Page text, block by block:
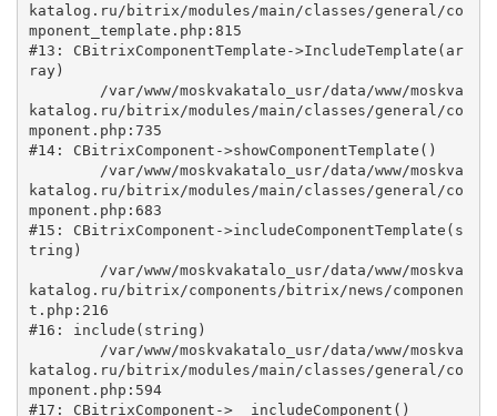
katalog.ru/bitrix/modules/main/classes/general/co
mponent_template.php:815
#13: CBitrixComponentTemplate->IncludeTemplate(ar
ray)
katalog.ru/bitrix/modules/main/classes/general/co
mponent.php:735
#14: CBitrixComponent->showComponentTemplate()
katalog.ru/bitrix/modules/main/classes/general/co
mponent.php:683
#15: CBitrixComponent->includeComponentTemplate(s
tring)
katalog.ru/bitrix/components/bitrix/news/componen
t.php:216
#16: include(string)
katalog.ru/bitrix/modules/main/classes/general/co
mponent.php:594
#17: CBitrixComponent->__includeComponent()